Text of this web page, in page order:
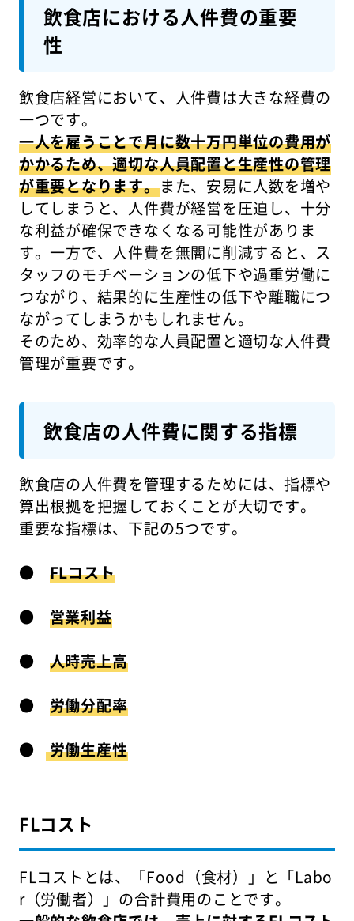
飲食店における人件費の重要
性
飲食店経営において、人件費は大きな経費の
一つです。
一人を雇うことで月に数十万円単位の費用が
かかるため、適切な人員配置と生産性の管理
が重要となります。また、安易に人数を増や
してしまうと、人件費が経営を圧迫し、十分
な利益が確保できなくなる可能性がありま
す。一方で、人件費を無闇に削減すると、ス
タッフのモチベーションの低下や過重労働に
つながり、結果的に生産性の低下や離職につ
ながってしまうかもしれません。
そのため、効率的な人員配置と適切な人件費
管理が重要です。
飲食店の人件費に関する指標
飲食店の人件費を管理するためには、指標や
算出根拠を把握しておくことが大切です。
重要な指標は、下記の5つです。
● FLコスト
● 営業利益
● 人時売上高
● 労働分配率
● 労働生産性
FLコスト
FLコストとは、「Food（食材）」と「Labo
r（労働者）」の合計費用のことです。